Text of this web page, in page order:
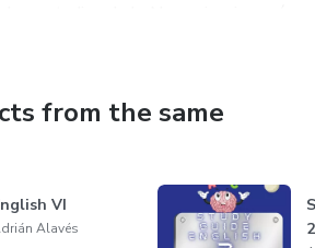
de líderes con el método más
a organizaciones al siguiente nivel.
from the same
VI
Alavés
2